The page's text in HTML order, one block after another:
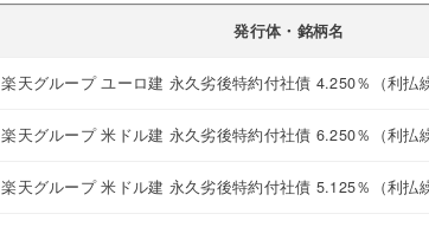
発行体・銘柄名
楽天グループ ユーロ建 永久劣後特約付社債 4.250％（利払
楽天グループ 米ドル建 永久劣後特約付社債 6.250％（利払
楽天グループ 米ドル建 永久劣後特約付社債 5.125％（利払